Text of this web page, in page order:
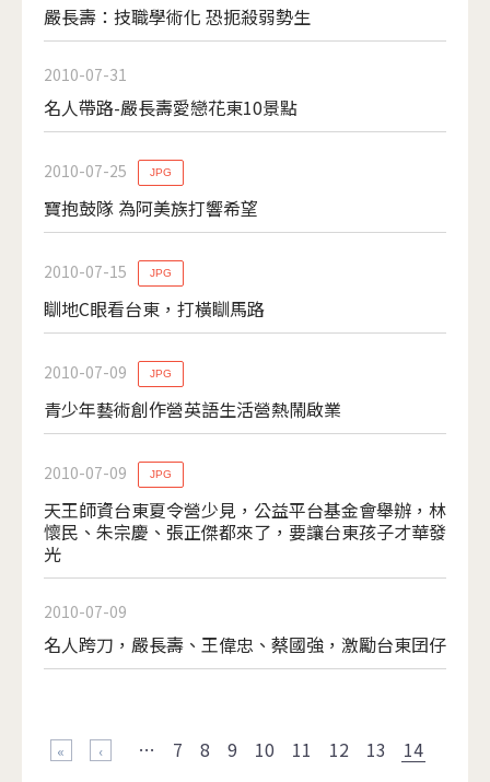
嚴長壽：技職學術化 恐扼殺弱勢生
2010-07-31
名人帶路-嚴長壽愛戀花東10景點
2010-07-25
寶抱鼓隊 為阿美族打響希望
JPG
2010-07-15
瞓地C眼看台東，打橫瞓馬路
JPG
2010-07-09
青少年藝術創作營英語生活營熱鬧啟業
JPG
2010-07-09
天王師資台東夏令營少見，公益平台基金會舉辦，林
懷民、朱宗慶、張正傑都來了，要讓台東孩子才華發
光
JPG
2010-07-09
名人跨刀，嚴長壽、王偉忠、蔡國強，激勵台東囝仔
… 7 8 9 10 11 12 13
14